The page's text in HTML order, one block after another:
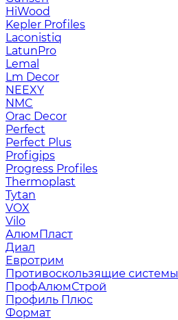
HiWood
Kepler Profiles
Laconistiq
LatunPro
Lemal
Lm Decor
NEEXY
NMC
Orac Decor
Perfect
Perfect Plus
Profigips
Progress Profiles
Thermoplast
Tytan
VOX
Vilo
АлюмПласт
Диал
Евротрим
Противоскользящие системы
ПрофАлюмСтрой
Профиль Плюс
Формат